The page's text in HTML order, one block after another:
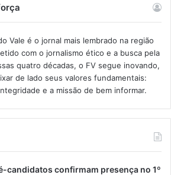
Vale é o jornal mais lembrado na região
com o jornalismo ético e a busca pela
quatro décadas, o FV segue inovando,
de lado seus valores fundamentais:
e a missão de bem informar.​
candidatos confirmam presença no 1º